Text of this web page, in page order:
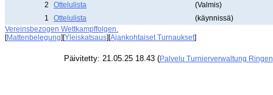
2 Ottelulista
(Valmis)
1
Ottelulista
(käynnissä)
Vereinsbezogen Wettkampffolgen.
[Mattenbelegung][Yleiskatsaus][Ajankohtaiset Turnaukset]
Päivitetty: 21.05.25 18.43 (Palvelu Turnierverwaltung Ringen